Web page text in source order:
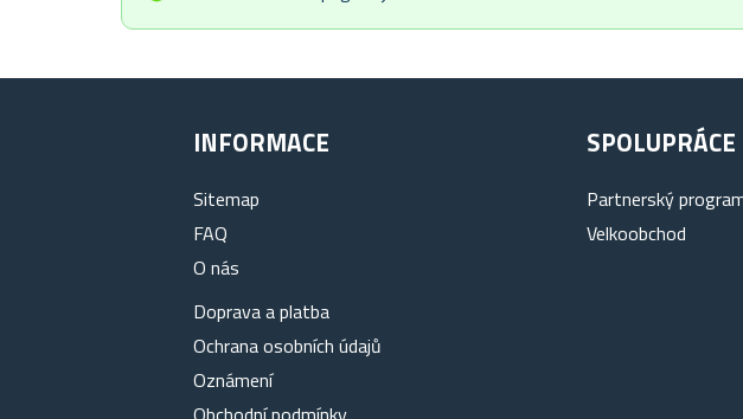
INFORMACE
Sitemap
FAQ
O nás
Doprava a platba
Ochrana osobních údajů
Oznámení
SPOLUPRÁCE
Partnerský
Velkoobchod